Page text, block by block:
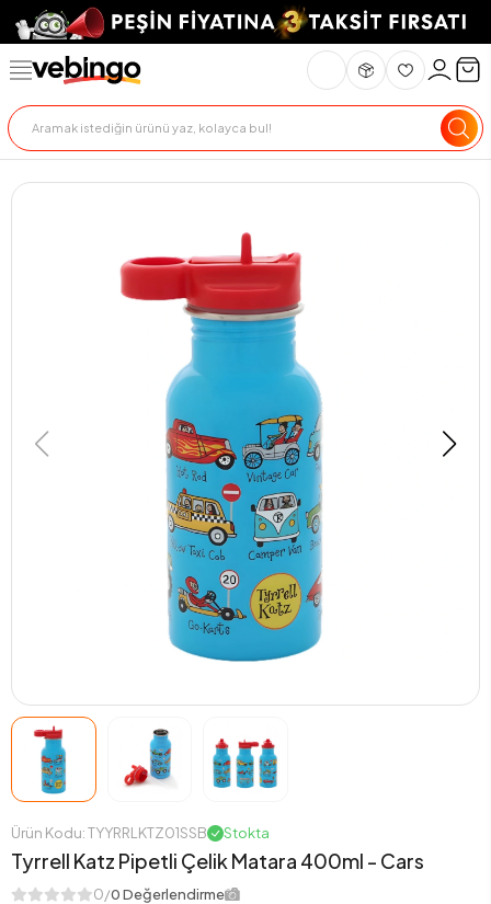
Ürün Kodu: TYYRRLKTZ01SSB Stokta
Tyrrell Katz Pipetli Çelik Matara 400ml - Cars
0/0 Değerlendirme
Genel Bakış Ürün Açıklaması Teslimat Ve İade Ödeme